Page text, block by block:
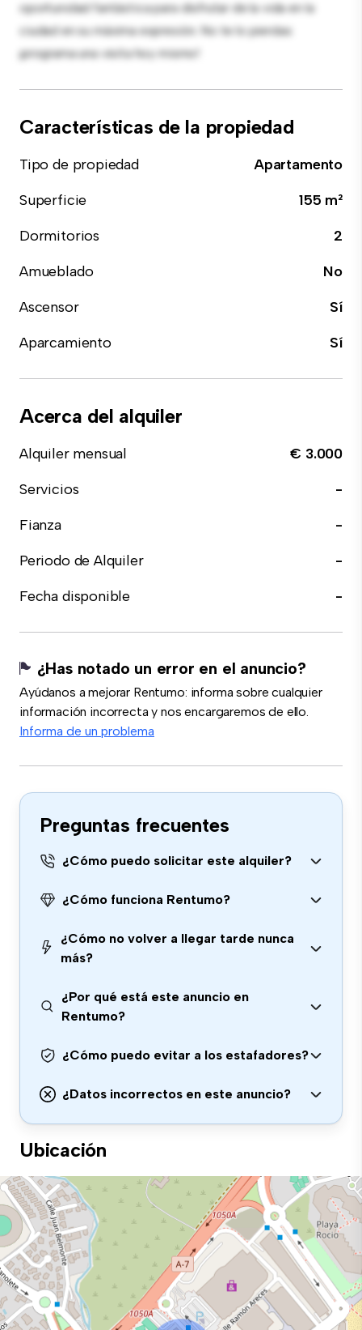
oportunidad fantástica para disfrutar de la vida en la
ciudad en su máxima expresión. No te lo pierdas:
¡programa una visita hoy mismo!
Características de la propiedad
Tipo de propiedad
Apartamento
Superficie
155 m²
Dormitorios
2
Amueblado
No
Ascensor
Sí
Aparcamiento
Sí
Acerca del alquiler
Alquiler mensual
€ 3.000
Servicios
-
Fianza
-
Periodo de Alquiler
-
Fecha disponible
-
¿Has notado un error en el anuncio?
Ayúdanos a mejorar Rentumo: informa sobre cualquier
información incorrecta y nos encargaremos de ello.
Informa de un problema
Preguntas frecuentes
¿Cómo puedo solicitar este alquiler?
¿Cómo funciona Rentumo?
¿Cómo no volver a llegar tarde nunca
más?
¿Por qué está este anuncio en
Rentumo?
¿Cómo puedo evitar a los estafadores?
¿Datos incorrectos en este anuncio?
Ubicación